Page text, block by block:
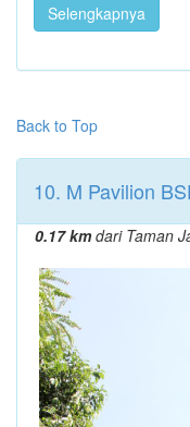
Selengkapnya
Back to Top
10. M Pavilion
0.17 kmdari Taman